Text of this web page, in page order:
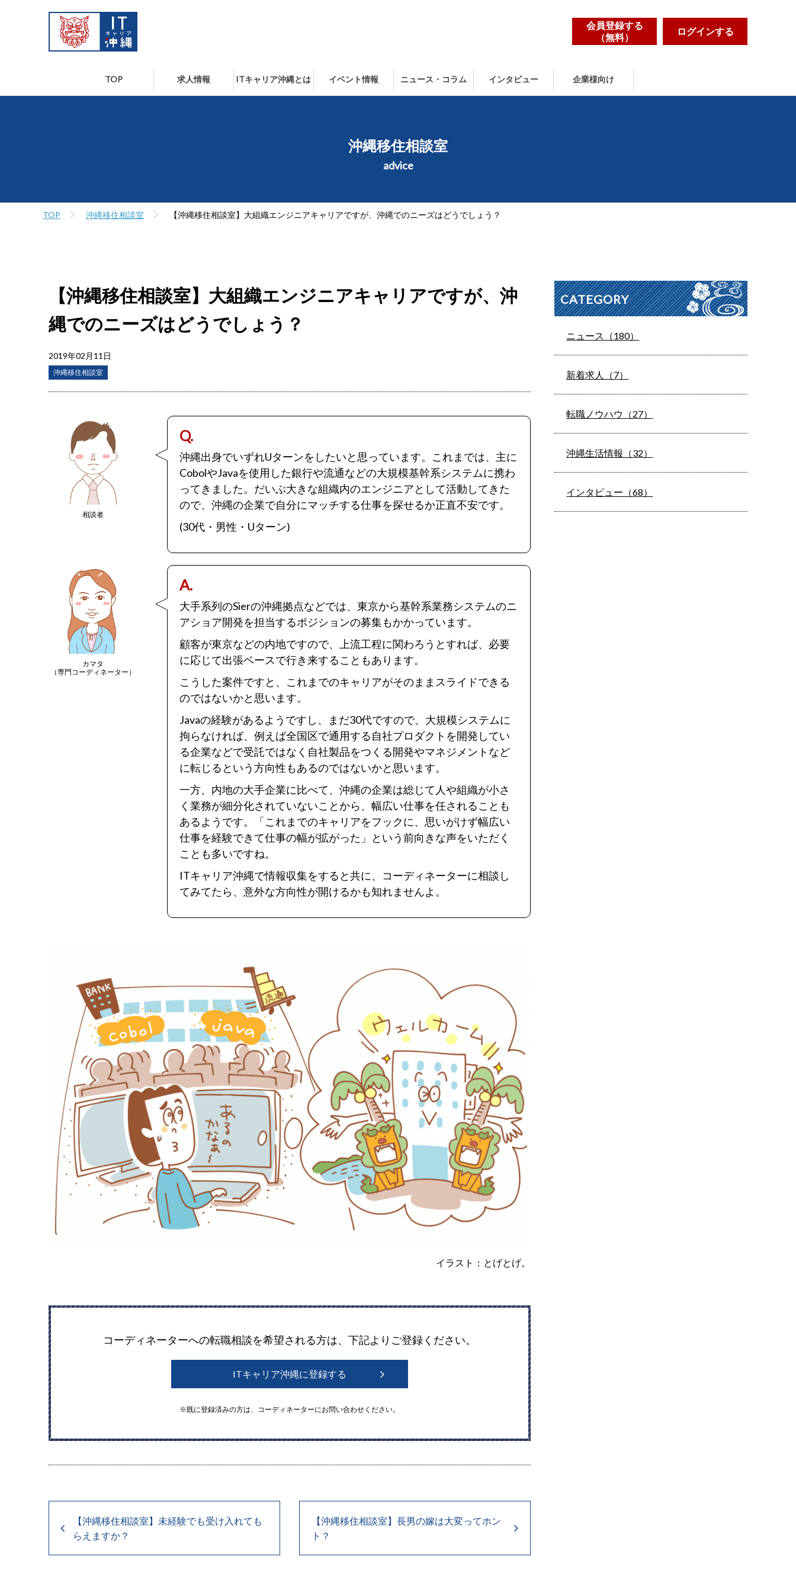
会員登録する
（無料）
ログインする
TOP 求人情報 ITキャリア沖縄とは イベント情報 ニュース・コラム インタビュー 企業様向け
沖縄移住相談室
advice
TOP 沖縄移住相談室 【沖縄移住相談室】大組織エンジニアキャリアですが、沖縄でのニーズはどうでしょう？
【沖縄移住相談室】大組織エンジニアキャリアですが、沖
縄でのニーズはどうでしょう？
2019年02月11日
沖縄移住相談室
相談者
Q.
沖縄出身でいずれUターンをしたいと思っています。これまでは、主に
CobolやJavaを使用した銀行や流通などの大規模基幹系システムに携わ
ってきました。だいぶ大きな組織内のエンジニアとして活動してきた
ので、沖縄の企業で自分にマッチする仕事を探せるか正直不安です。
(30代・男性・Uターン)
カマタ
（専門コーディネーター）
A.
大手系列のSierの沖縄拠点などでは、東京から基幹系業務システムのニ
アショア開発を担当するポジションの募集もかかっています。
顧客が東京などの内地ですので、上流工程に関わろうとすれば、必要
に応じて出張ベースで行き来することもあります。
こうした案件ですと、 これまでのキャリアがそのままスライドできる
のではないかと思い ます。
Javaの経験があるようですし、まだ30代ですので、大規模システムに
拘らなければ、例えば全国区で通用する自社プロダクトを開発してい
る企業などで受託ではなく自社製品をつくる開発やマネジメントなど
に転じるという方向性もあるのではないかと思います。
一方、内地の大手企業に比べて、 沖縄の企業は総じて人や組織が小さ
く業務が細分化されていないこ とから、幅広い仕事を任されることも
あるようです。「これまでのキャリアをフックに、 思いがけず幅広い
仕事を経験できて仕事の幅が拡がった」 という前向きな声をいただく
ことも多いですね。
ITキャリア沖縄で情報収集をすると共に、コーディネーターに相談し
てみてたら、意外な方向性が開けるかも知れませんよ。
イラスト：とげとげ。
コーディネーターへの転職相談を希望される方は、下記よりご登録ください。
ITキャリア沖縄に登録する
※既に登録済みの方は、コーディネーターにお問い合わせください。
【沖縄移住相談室】未経験でも受け入れても
らえますか？
【沖縄移住相談室】長男の嫁は大変ってホン
ト？
CATEGORY
ニュース（180）
新着求人（7）
転職ノウハウ（27）
沖縄生活情報（32）
インタビュー（68）